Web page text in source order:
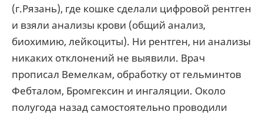
(г.Рязань), где кошке сделали цифровой рентген
и взяли анализы крови (общий анализ,
биохимию, лейкоциты). Ни рентген, ни анализы
никаких отклонений не выявили. Врач
прописал Вемелкам, обработку от гельминтов
Фебталом, Бромгексин и ингаляции. Около
полугода назад самостоятельно проводили